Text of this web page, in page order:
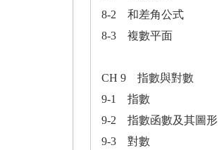
8-2 和差角公式
8-3 複數平面
CH 9 指數與對數
9-1 指數
9-2 指數函數及其圖形
9-3 對數